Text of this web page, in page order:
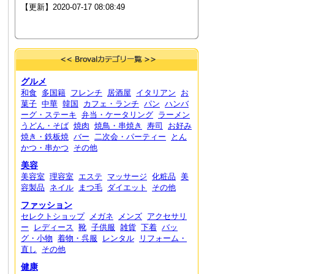
【更新】2020-07-17 08:08:49
グルメ
和食 多国籍 フレンチ 居酒屋 イタリアン
お
菓子 中華 韓国 カフェ・ランチ パン ハンバ
ーグ・ステーキ 弁当・ケータリング ラーメン
うどん・そば 焼肉 焼鳥・串焼き 寿司
お好み
焼き・鉄板焼 バー 二次会・パーティー
とん
かつ・串かつ
その他
美容
美容室 理容室 エステ マッサージ 化粧品 美
容製品
ネイル まつ毛 ダイエット その他
ファッション
セレクトショップ メガネ メンズ アクセサリ
ー
レディース 靴 子供服 雑貨 下着 バッ
グ・小物 着物・呉服 レンタル
リフォーム・
直し
その他
健康